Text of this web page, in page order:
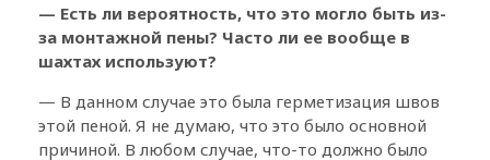
— Есть ли вероятность, что это могло быть из-
за монтажной пены? Часто ли ее вообще в
шахтах используют?
— В данном случае это была герметизация швов
этой пеной. Я не думаю, что это было основной
причиной. В любом случае, что-то должно было